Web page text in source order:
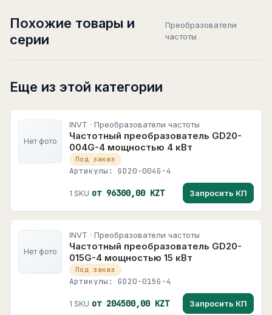
Похожие товары и
серии
Преобразователи
частоты
Еще из этой категории
Нет фото
INVT · Преобразователи частоты
Частотный преобразователь GD20-
004G-4 мощностью 4 кВт
Под заказ
Артикулы: GD20-004G-4
1 SKU от 96300,00 KZT Запросить КП
Нет фото
INVT · Преобразователи частоты
Частотный преобразователь GD20-
015G-4 мощностью 15 кВт
Под заказ
Артикулы: GD20-015G-4
1 SKU от 204500,00 KZT Запросить КП